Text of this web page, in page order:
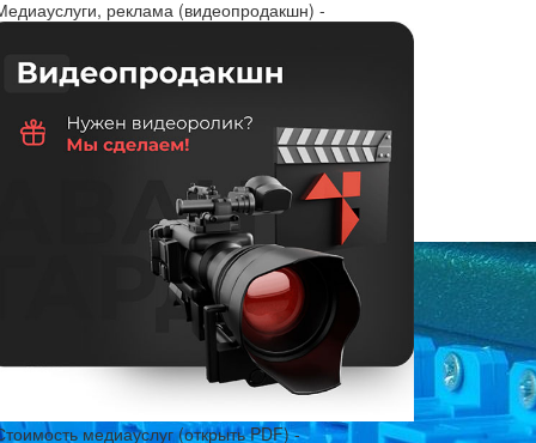
реклама (видеопродакшн) -
медиауслуг (открыть PDF) -